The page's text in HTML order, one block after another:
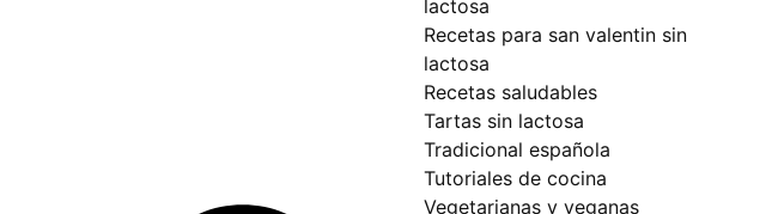
lactosa
recetas para san valentin sin
lactosa
recetas saludables
tartas sin lactosa
tradicional española
tutoriales de cocina
vegetarianas y veganas